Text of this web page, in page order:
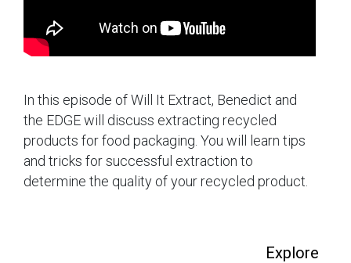
In this episode of Will It Extract, Benedict and
the EDGE will discuss extracting recycled
products for food packaging. You will learn tips
and tricks for successful extraction to
determine the quality of your recycled product.
Explore